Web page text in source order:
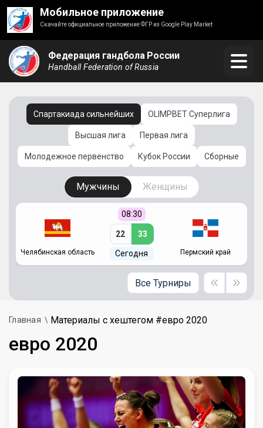
Мобильное приложение
Скачайте официальное приложение ФГР из Google Play Market
Федерация гандбола России
Handball Federation of Russia
Спартакиада сильнейших OLIMPBET Суперлига
Высшая лига Первая лига
Молодежное первенство Кубок России Сборные
Мужчины Женщины
Челябинская область
08:30
22 33
Сегодня Пермский край
Все Турниры
Главная Материалы с хештегом #евро 2020
евро 2020